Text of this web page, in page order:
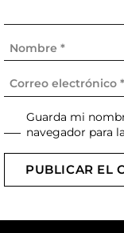
Guarda mi
navegador para
PUBLICAR EL